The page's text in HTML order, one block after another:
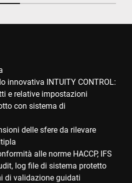
innovativa INTUITY CONTROL:
e relative impostazioni
con sistema di
delle sfere da rilevare
alle norme HACCP, IFS
log file di sistema protetto
di validazione guidati